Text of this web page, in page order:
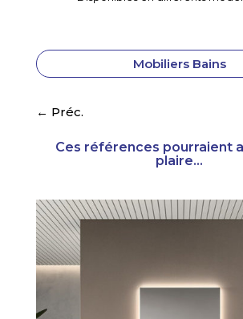
Mobiliers Bains
← Préc.
Ces références pourraient
plaire...